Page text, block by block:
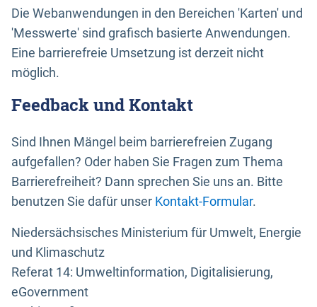
Die Webanwendungen in den Bereichen 'Karten' und
'Messwerte' sind grafisch basierte Anwendungen.
Eine barrierefreie Umsetzung ist derzeit nicht
möglich.
Feedback und Kontakt
Sind Ihnen Mängel beim barrierefreien Zugang
aufgefallen? Oder haben Sie Fragen zum Thema
Barrierefreiheit? Dann sprechen Sie uns an. Bitte
benutzen Sie dafür unser Kontakt-Formular.
Niedersächsisches Ministerium für Umwelt, Energie
und Klimaschutz
Referat 14: Umweltinformation, Digitalisierung,
eGovernment